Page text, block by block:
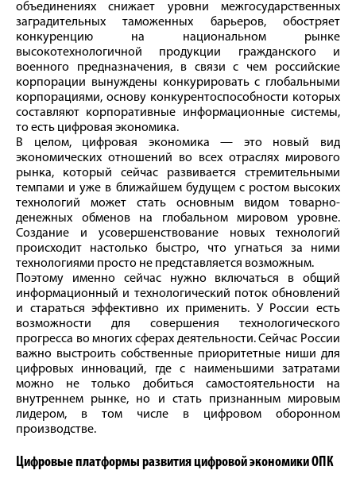
объединениях снижает уровни межгосударственных
заградительных таможенных барьеров, обостряет
конкуренцию на национальном рынке
высокотехнологичной продукции гражданского и
военного предназначения, в связи с чем российские
корпорации вынуждены конкурировать с глобальными
корпорациями, основу конкурентоспособности которых
составляют корпоративные информационные системы,
то есть цифровая экономика.
В целом, цифровая экономика — это новый вид
экономических отношений во всех отраслях мирового
рынка, который сейчас развивается стремительными
темпами и уже в ближайшем будущем с ростом высоких
технологий может стать основным видом товарно-
денежных обменов на глобальном мировом уровне.
Создание и усовершенствование новых технологий
происходит настолько быстро, что угнаться за ними
технологиями просто не представляется возможным.
Поэтому именно сейчас нужно включаться в общий
информационный и технологический поток обновлений
и стараться эффективно их применить. У России есть
возможности для совершения технологического
прогресса во многих сферах деятельности. Сейчас России
важно выстроить собственные приоритетные ниши для
цифровых инноваций, где с наименьшими затратами
можно не только добиться самостоятельности на
внутреннем рынке, но и стать признанным мировым
лидером, в том числе в цифровом оборонном
производстве.
Цифровые платформы развития цифровой экономики ОПК